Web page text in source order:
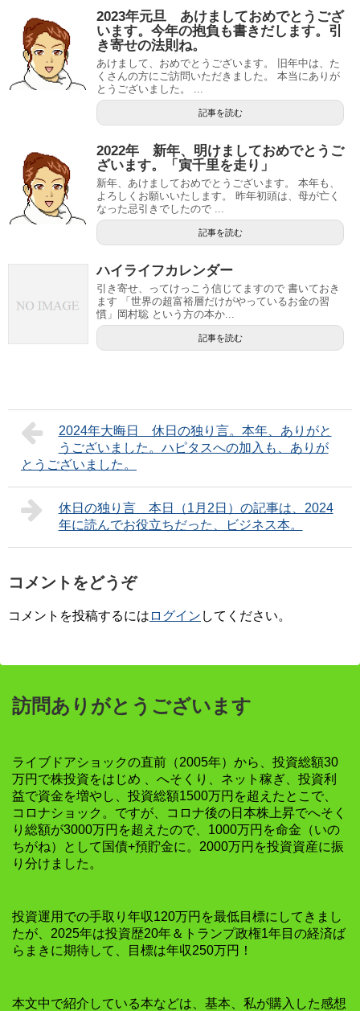
2023年元旦 あけましておめでとうござ
います。今年の抱負も書きだします。引
き寄せの法則ね。
あけまして、おめでとうございます。 旧年中は、た
くさんの方にご訪問いただきました。 本当にありが
とうございました。 ...
記事を読む
2022年 新年、明けましておめでとうご
ざいます。「寅千里を走り」
新年、あけましておめでとうございます。 本年も、
よろしくお願いいたします。 昨年初頭は、母が亡く
なった忌引きでしたので ...
記事を読む
ハイライフカレンダー
引き寄せ、ってけっこう信じてますので 書いておき
ます 「世界の超富裕層だけがやっているお金の習
慣」岡村聡 という方の本か...
記事を読む
2024年大晦日 休日の独り言。本年、ありがと
うございました。ハピタスへの加入も、ありが
とうございました。
休日の独り言 本日（1月2日）の記事は、2024
年に読んでお役立ちだった、ビジネス本。
コメントをどうぞ
コメントを投稿するには ログイン してください。
訪問ありがとうございます
ライブドアショックの直前（2005年）から、投資総額30
万円で株投資をはじめ 、へそくり、ネット稼ぎ、投資利
益で資金を増やし、投資総額1500万円を超えたとこで、
コロナショック。ですが、コロナ後の日本株上昇でへそく
り総額が3000万円を超えたので、1000万円を命金（いの
ちがね）として国債+預貯金に。2000万円を投資資産に振
り分けました。
投資運用での手取り年収120万円を最低目標にしてきまし
たが、2025年は投資歴20年＆トランプ政権1年目の経済ば
らまきに期待して、目標は年収250万円！
本文中で紹介している本などは、基本、私が購入した感想